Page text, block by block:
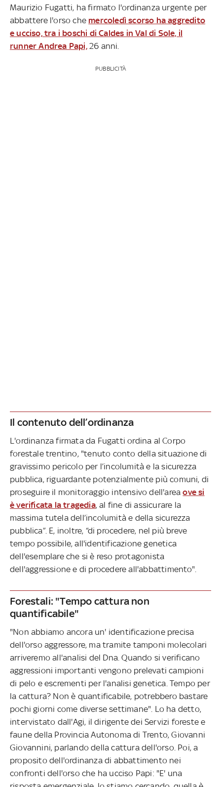
Maurizio Fugatti, ha firmato l'ordinanza urgente per
abbattere l'orso che mercoledì scorso ha aggredito
e ucciso, tra i boschi di Caldes in Val di Sole, il
runner Andrea Papi,26 anni.
PUBBLICITÀ
Il contenuto dell’ordinanza
L'ordinanza firmata da Fugatti ordina al Corpo
forestale trentino, "tenuto conto della situazione di
gravissimo pericolo per l’incolumità e la sicurezza
pubblica, riguardante potenzialmente più comuni, di
proseguire il monitoraggio intensivo dell'areaove si
è verificata la tragedia, al fine di assicurare la
massima tutela dell’incolumità e della sicurezza
pubblica”. E, inoltre, “di procedere, nel più breve
tempo possibile, all'identificazione genetica
dell'esemplare che si è reso protagonista
dell'aggressione e di procedere all'abbattimento".
Forestali: "Tempo cattura non
quantificabile"
"Non abbiamo ancora un' identificazione precisa
dell'orso aggressore, ma tramite tamponi molecolari
arriveremo all'analisi del Dna. Quando si verificano
aggressioni importanti vengono prelevati campioni
di pelo e escrementi per l'analisi genetica. Tempo per
la cattura? Non è quantificabile, potrebbero bastare
pochi giorni come diverse settimane". Lo ha detto,
intervistato dall'Agi, il dirigente dei Servizi foreste e
faune della Provincia Autonoma di Trento, Giovanni
Giovannini, parlando della cattura dell'orso. Poi, a
proposito dell'ordinanza di abbattimento nei
confronti dell'orso che ha ucciso Papi: "E' una